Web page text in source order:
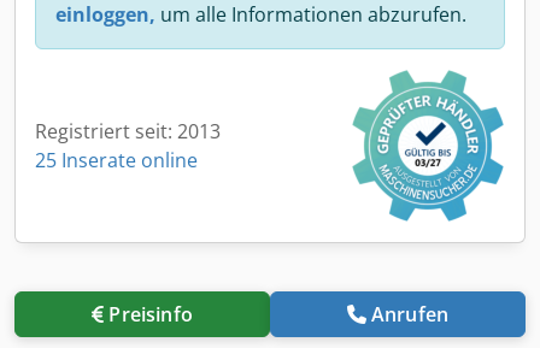
einloggen, um alle Informationen abzurufen.
Registriert seit: 2013
25 Inserate online
Preisinfo Anrufen